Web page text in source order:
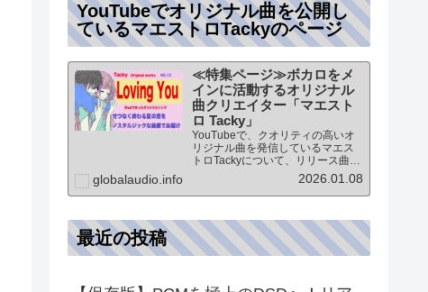
YouTubeでオリジナル曲を公開し
ているマエストロTackyのページ
≪特集ページ≫ボカロをメ
インに活動するオリジナル
曲クリエイター「マエスト
ロ Tacky」
YouTubeで、クオリティの高いオ
リジナル曲を発信しているマエス
トロTackyについて、リリース曲の
紹介（Self liner note）やprofile・
最新情報など★動画チャンネル登
録100人突破記念作品の生歌版楽曲
globalaudio.info 2026.01.08
最近の投稿